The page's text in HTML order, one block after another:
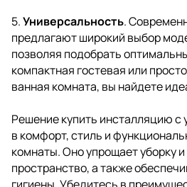
5.Универсальность.
предлагают широкий выбор
позволяя подобрать
компактная гостевая или
ванная комната, вы найдете
Решение купить инсталляцию с
в комфорт, стиль и
комнаты. Оно упрощает уборку
пространство, а также